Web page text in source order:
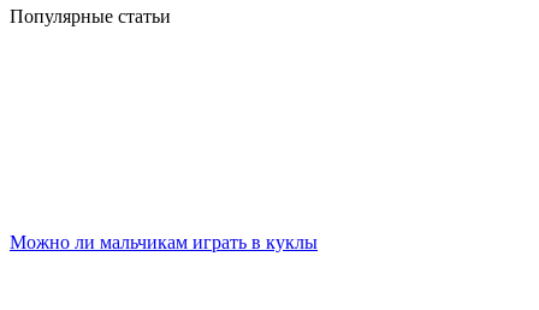
Популярные статьи
Можно ли мальчикам играть в куклы